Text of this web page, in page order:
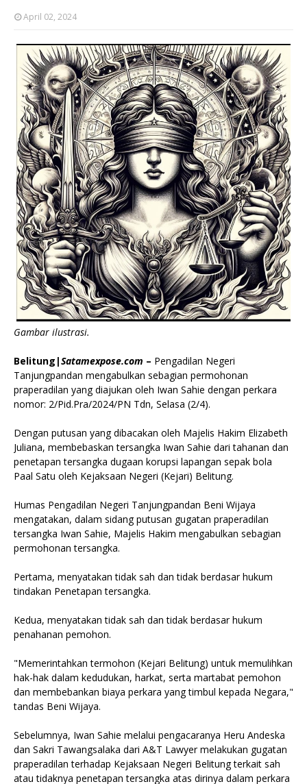
April 02, 2024
Gambar ilustrasi.
Belitung|Satamexpose.com – Pengadilan Negeri
Tanjungpandan mengabulkan sebagian permohonan
praperadilan yang diajukan oleh Iwan Sahie dengan perkara
nomor: 2/Pid.Pra/2024/PN Tdn, Selasa (2/4).
Dengan putusan yang dibacakan oleh Majelis Hakim Elizabeth
Juliana, membebaskan tersangka Iwan Sahie dari tahanan dan
penetapan tersangka dugaan korupsi lapangan sepak bola
Paal Satu oleh Kejaksaan Negeri (Kejari) Belitung.
Humas Pengadilan Negeri Tanjungpandan Beni Wijaya
mengatakan, dalam sidang putusan gugatan praperadilan
tersangka Iwan Sahie, Majelis Hakim mengabulkan sebagian
permohonan tersangka.
Pertama, menyatakan tidak sah dan tidak berdasar hukum
tindakan Penetapan tersangka.
Kedua, menyatakan tidak sah dan tidak berdasar hukum
penahanan pemohon.
"Memerintahkan termohon (Kejari Belitung) untuk memulihkan
hak-hak dalam kedudukan, harkat, serta martabat pemohon
dan membebankan biaya perkara yang timbul kepada Negara,"
tandas Beni Wijaya.
Sebelumnya, Iwan Sahie melalui pengacaranya Heru Andeska
dan Sakri Tawangsalaka dari A&T Lawyer melakukan gugatan
praperadilan terhadap Kejaksaan Negeri Belitung terkait sah
atau tidaknya penetapan tersangka atas dirinya dalam perkara